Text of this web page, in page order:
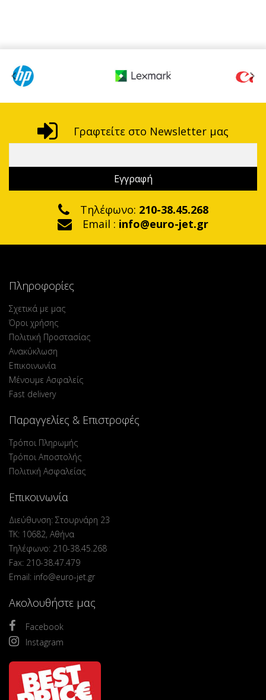
Γραφτείτε στο Newsletter μας
Τηλέφωνο: 210-38.45.268
Email : info@euro-jet.gr
Πληροφορίες
Σχετικά με μας
Όροι χρήσης
Πολιτική Προστασίας
Ανακύκλωση
Επικοινωνία
Μένουμε Ασφαλείς
Fast delivery
Παραγγελίες & Επιστροφές
Τρόποι Πληρωμής
Τρόποι Αποστολής
Πολιτική Ασφαλείας
Επικοινωνία
Διεύθυνση: Στουρνάρη 23
ΤΚ: 10682, Αθήνα
Τηλέφωνο: 210-38.45.268
Fax: 210-38.47.479
Email: info@euro-jet.gr
Ακολουθήστε μας
Facebook
Instagram